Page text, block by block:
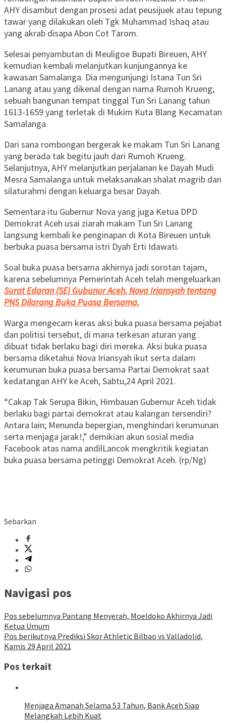
AHY disambut dengan prosesi adat peusijuek atau tepung
tawar yang dilakukan oleh Tgk Muhammad Ishaq atau
yang akrab disapa Abon Cot Tarom.
Selesai penyambutan di Meuligoe Bupati Bireuen, AHY
kemudian kembali melanjutkan kunjungannya ke
kawasan Samalanga. Dia mengunjungi Istana Tun Sri
Lanang atau yang dikenal dengan nama Rumoh Krueng;
sebuah bangunan tempat tinggal Tun Sri Lanang tahun
1613-1659 yang terletak di Mukim Kuta Blang Kecamatan
Samalanga.
Dari sana rombongan bergerak ke makam Tun Sri Lanang
yang berada tak begitu jauh dari Rumoh Krueng.
Selanjutnya, AHY melanjutkan perjalanan ke Dayah Mudi
Mesra Samalanga untuk melaksanakan shalat magrib dan
silaturahmi dengan keluarga besar Dayah.
Sementara itu Gubernur Nova yang juga Ketua DPD
Demokrat Aceh usai ziarah makam Tun Sri Lanang
langsung kembali ke penginapan di Kota Bireuen untuk
berbuka puasa bersama istri Dyah Erti Idawati.
Soal buka puasa bersama akhirnya jadi sorotan tajam,
karena sebelumnya Pemerintah Aceh telah mengeluarkan
Surat Edaran (SE) Gubunur Aceh, Nova Iriansyah tentang
PNS Dilarang Buka Puasa Bersama.
Warga mengecam keras aksi buka puasa bersama pejabat
dan politisi tersebut, di mana terkesan aturan yang
dibuat tidak berlaku bagi diri mereka. Aksi buka puasa
bersama diketahui Nova Iriansyah ikut serta dalam
kerumunan buka puasa bersama Partai Demokrat saat
kedatangan AHY ke Aceh, Sabtu,24 April 2021.
“Cakap Tak Serupa Bikin, Himbauan Gubernur Aceh tidak
berlaku bagi partai demokrat atau kalangan tersendiri?
Antara lain; Menunda bepergian, menghindari kerumunan
serta menjaga jarak!,” demikian akun sosial media
Facebook atas nama andilLancok mengkritik kegiatan
buka puasa bersama petinggi Demokrat Aceh. (rp/Ng)
Sebarkan
Navigasi pos
Pos sebelumnya Pantang Menyerah, Moeldoko Akhirnya Jadi
Ketua Umum
Pos berikutnya Prediksi Skor Athletic Bilbao vs Valladolid,
Kamis 29 April 2021
Pos terkait
Menjaga Amanah Selama 53 Tahun, Bank Aceh Siap
Melangkah Lebih Kuat